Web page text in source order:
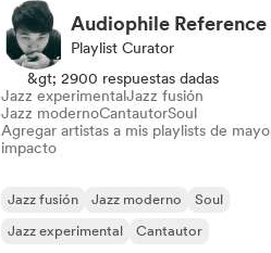
Playlist Curator
&gt; 2900 respuestas dadas
Jazz experimentalJazz fusión
Jazz modernoCantautorSoul
Agregar artistas a mis playlists de
impacto
Jazz fusión Jazz moderno
Soul
Jazz experimental
Cantautor